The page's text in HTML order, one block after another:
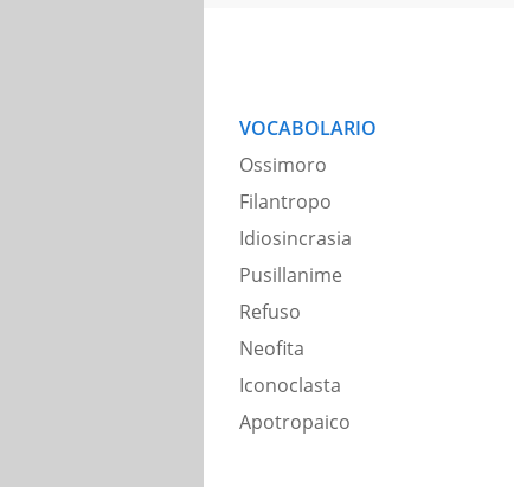
VOCABOLARIO
Ossimoro
Filantropo
Idiosincrasia
Pusillanime
Refuso
Neofita
Iconoclasta
Apotropaico